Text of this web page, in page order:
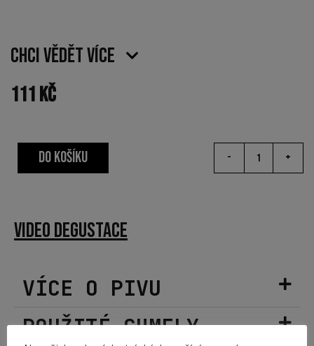
Chci vědět více
111Kč
- +
DO KOŠÍKU
VÍCE O PIVU
POUŽITÉ CHMELY
VIDEO DEGUSTACE